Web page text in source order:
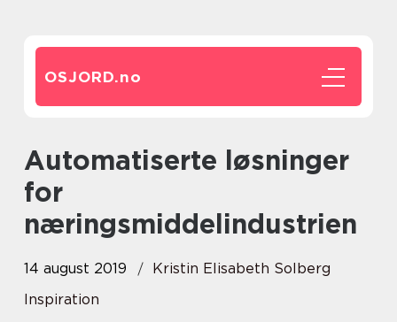
OSJORD.no
Automatiserte løsninger
for
næringsmiddelindustrien
14 august 2019
Kristin Elisabeth Solberg
Inspiration